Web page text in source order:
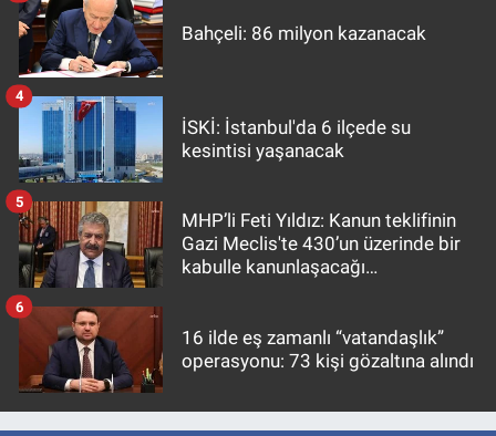
Bahçeli: 86 milyon kazanacak
İSKİ: İstanbul'da 6 ilçede su
kesintisi yaşanacak
4
MHP’li Feti Yıldız: Kanun teklifinin
Gazi Meclis'te 430’un üzerinde bir
kabulle kanunlaşacağı
5
16 ilde eş zamanlı “vatandaşlık”
operasyonu: 73 kişi gözaltına alındı
6